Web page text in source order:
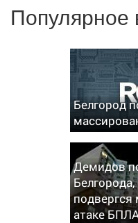
Популярное
Белгород
Демидов
подвергся
атаке